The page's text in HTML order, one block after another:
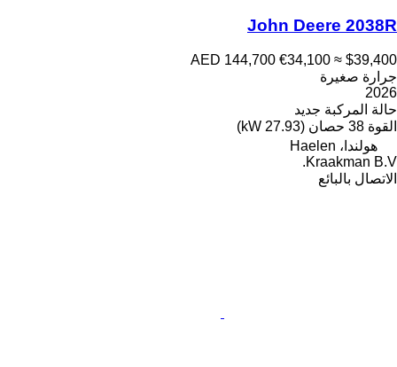
John Deere 2038R
AED 144,700 €34,100 ≈ $39,400
جرارة صغيرة
2026
حالة المركبة جديد
القوة 38 حصان (27.93 kW)
هولندا، Haelen
Kraakman B.V.
الاتصال بالبائع